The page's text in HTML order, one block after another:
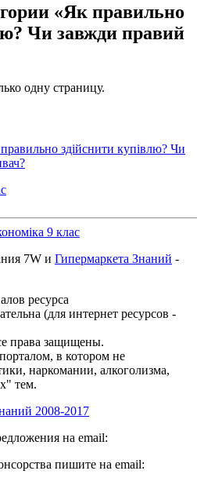
«Як правильно
Чи завжди правий
одну страницу.
здійснити купівлю? Чи
9 клас
7W и Гипермаркета Знаний -
ресурса
(для интернет ресурсов -
права защищены.
в котором не
наркомании, алкоголизма,
тем.
2008-2017
на email:
пишите на email: